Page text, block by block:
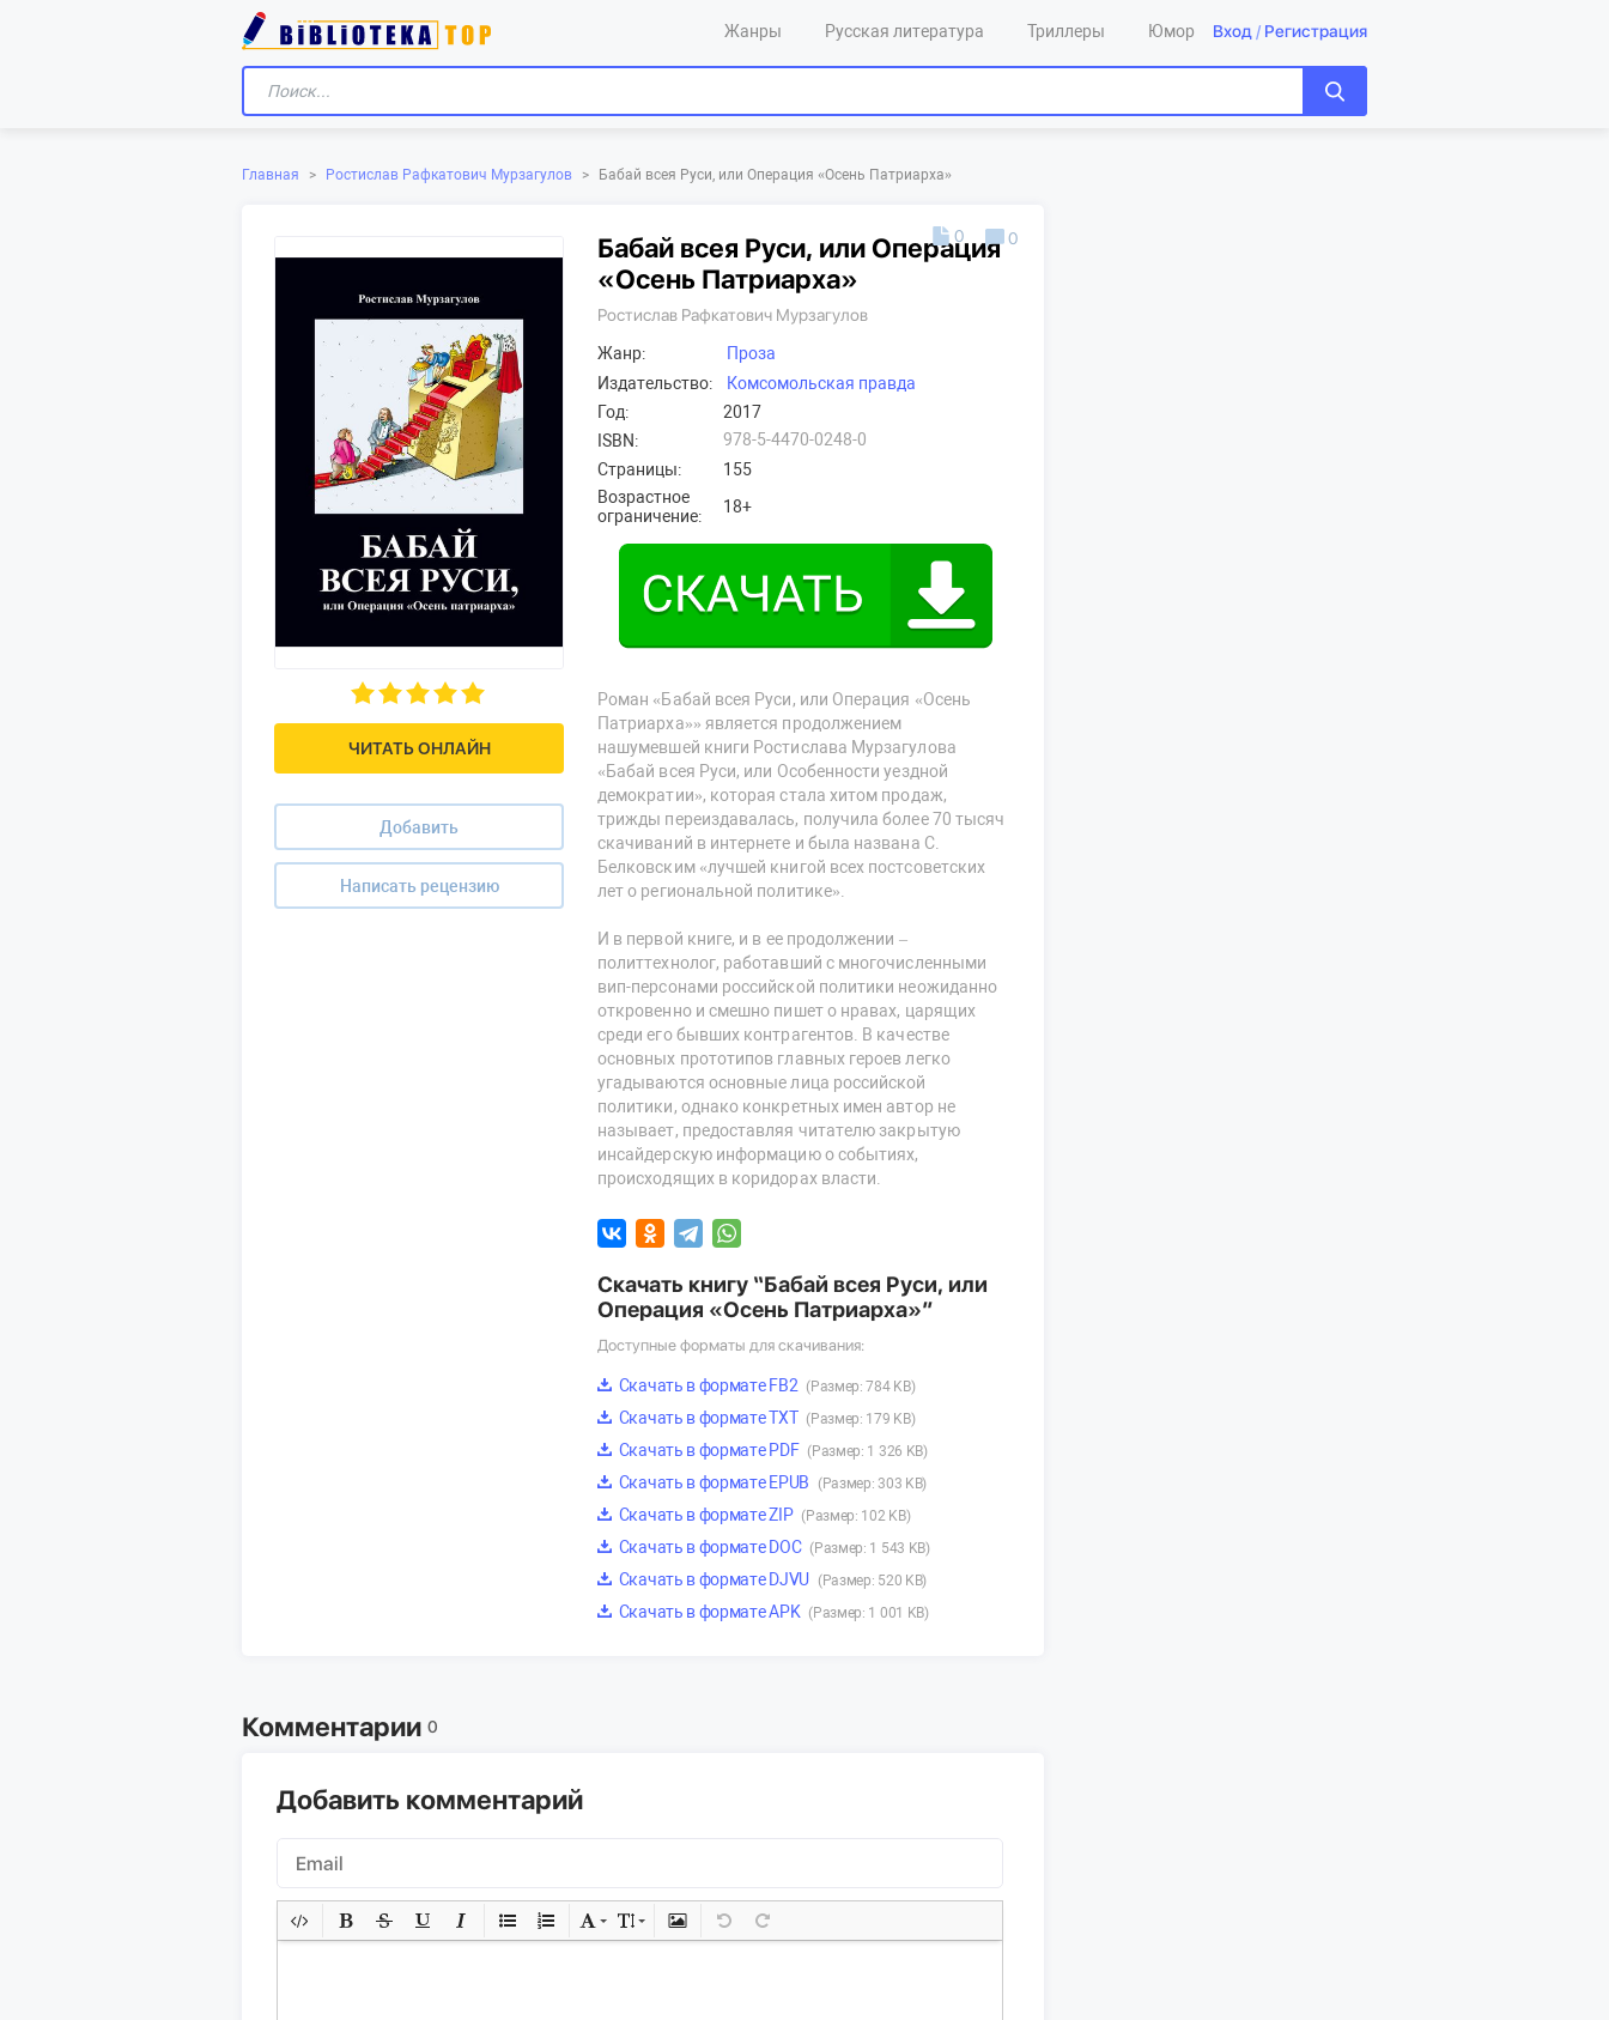
Жанры Русская литература Триллеры Юмор Вход / Регистрация
Главная > Ростислав Рафкатович Мурзагулов > Бабай всея Руси, или Операция «Осень Патриарха»
ЧИТАТЬ ОНЛАЙН
Добавить
Написать рецензию
Бабай всея Руси, или Операция
«Осень Патриарха»
Ростислав Рафкатович Мурзагулов
Жанр:
Проза
Издательство:
Комсомольская правда
Год:
2017
ISBN:
978-5-4470-0248-0
Страницы:
155
Возрастное
ограничение:
18+
Роман «Бабай всея Руси, или Операция «Осень
Патриарха»» является продолжением
нашумевшей книги Ростислава Мурзагулова
«Бабай всея Руси, или Особенности уездной
демократии», которая стала хитом продаж,
трижды переиздавалась, получила более 70 тысяч
скачиваний в интернете и была названа С.
Белковским «лучшей книгой всех постсоветских
лет о региональной политике».
И в первой книге, и в ее продолжении –
политтехнолог, работавший с многочисленными
вип-персонами российской политики неожиданно
откровенно и смешно пишет о нравах, царящих
среди его бывших контрагентов. В качестве
основных прототипов главных героев легко
угадываются основные лица российской
политики, однако конкретных имен автор не
называет, предоставляя читателю закрытую
инсайдерскую информацию о событиях,
происходящих в коридорах власти.
0 0
Скачать книгу “Бабай всея Руси, или
Операция «Осень Патриарха»”
Доступные форматы для скачивания:
Скачать в формате FB2 (Размер: 784 KB)
Скачать в формате TXT (Размер: 179 KB)
Скачать в формате PDF (Размер: 1 326 KB)
Скачать в формате EPUB (Размер: 303 KB)
Скачать в формате ZIP (Размер: 102 KB)
Скачать в формате DOC (Размер: 1 543 KB)
Скачать в формате DJVU (Размер: 520 KB)
Скачать в формате APK (Размер: 1 001 KB)
Комментарии 0
Добавить комментарий